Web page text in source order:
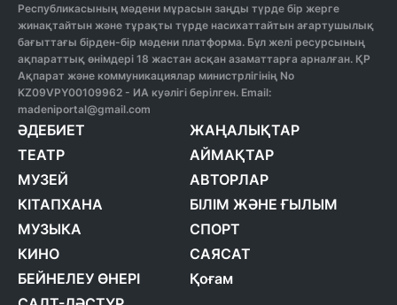
Республикасының мәдени мұрасын заңды түрде бір жерге
жинақтайтын және тұрақты түрде насихаттайтын ағартушылық
бағыттағы бірден-бір мәдени платформа. Бұл желі ресурсының
ақпараттық өнімдері 18 жастан асқан азаматтарға арналған. ҚР
Ақпарат және коммуникациялар министрлігінің No
KZ09VPY00109962 - ИА куәлігі берілген. Email:
madeniportal@gmail.com
ӘДЕБИЕТ
ТЕАТР
МУЗЕЙ
КІТАПХАНА
МУЗЫКА
КИНО
БЕЙНЕЛЕУ ӨНЕРІ
ЖАҢАЛЫҚТАР
АЙМАҚТАР
АВТОРЛАР
БІЛІМ ЖӘНЕ ҒЫЛЫМ
СПОРТ
САЯСАТ
Қоғам